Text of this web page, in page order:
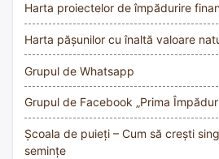
Harta proiectelor de împădurire
Harta pășunilor cu înaltă valoare
Grupul de Whatsapp
Grupul de Facebook „Prima
Școala de puieți – Cum să crești
semințe